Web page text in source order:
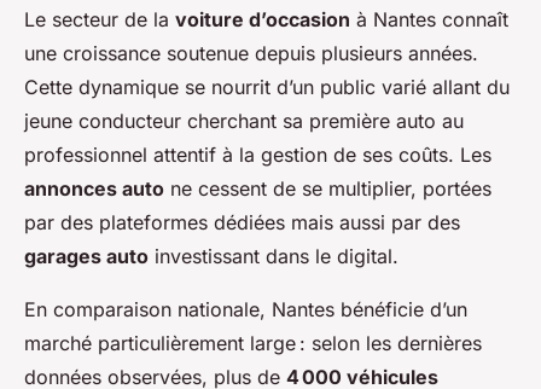
Le secteur de la voiture d’occasion à Nantes connaît
une croissance soutenue depuis plusieurs années.
Cette dynamique se nourrit d’un public varié allant du
jeune conducteur cherchant sa première auto au
professionnel attentif à la gestion de ses coûts. Les
annonces auto ne cessent de se multiplier, portées
par des plateformes dédiées mais aussi par des
garages auto investissant dans le digital.
En comparaison nationale, Nantes bénéficie d’un
marché particulièrement large : selon les dernières
données observées, plus de 4 000 véhicules